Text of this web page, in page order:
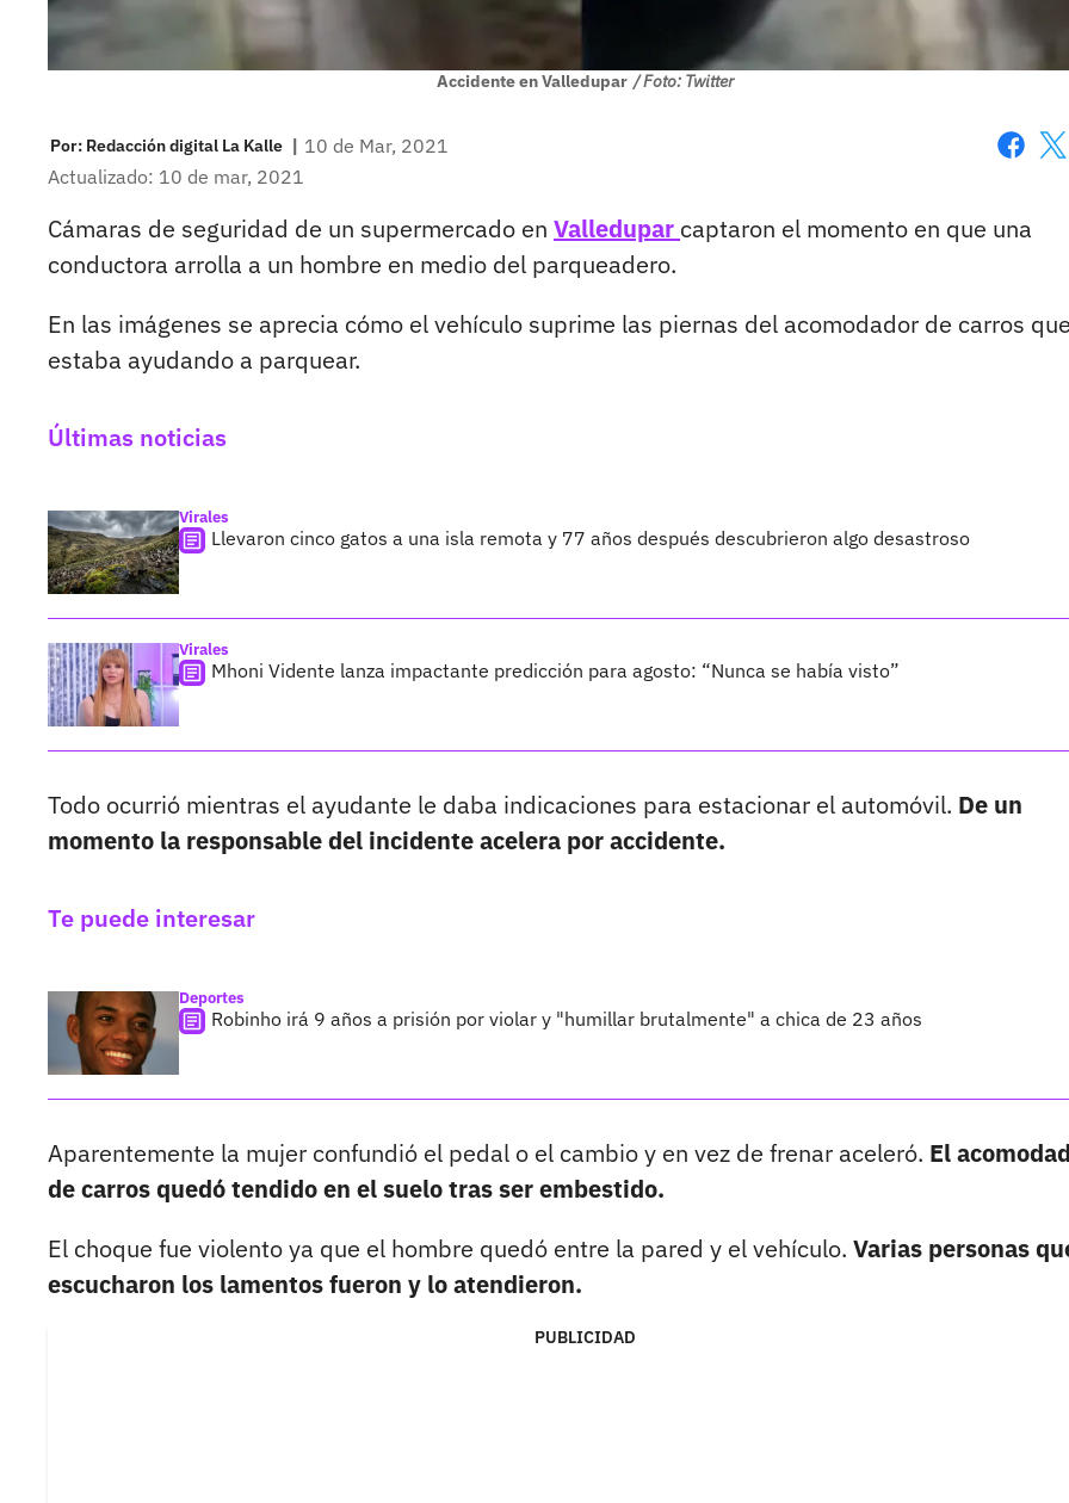
Accidente en Valledupar / Foto: Twitter
Por: Redacción digital La Kalle | 10 de Mar, 2021
Actualizado: 10 de mar, 2021
Cámaras de seguridad de un supermercado en Valledupar captaron el momento en que una
conductora arrolla a un hombre en medio del parqueadero.
En las imágenes se aprecia cómo el vehículo suprime las piernas del acomodador de carros
estaba ayudando a parquear.
Últimas noticias
Virales
Llevaron cinco gatos a una isla remota y 77 años después descubrieron algo desastroso
Virales
Mhoni Vidente lanza impactante predicción para agosto: “Nunca se había visto”
Todo ocurrió mientras el ayudante le daba indicaciones para estacionar el automóvil. De un
momento la responsable del incidente acelera por accidente.
Te puede interesar
Deportes
Robinho irá 9 años a prisión por violar y "humillar brutalmente" a chica de 23 años
Aparentemente la mujer confundió el pedal o el cambio y en vez de frenar aceleró. El
de carros quedó tendido en el suelo tras ser embestido.
El choque fue violento ya que el hombre quedó entre la pared y el vehículo. Varias personas
escucharon los lamentos fueron y lo atendieron.
PUBLICIDAD